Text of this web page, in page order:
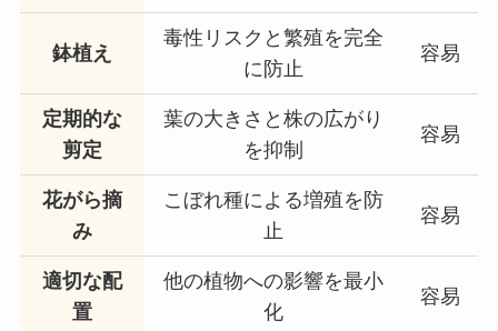
鉢植え
毒性リスクと繁殖を完全
に防止
容易
定期的な
剪定
葉の大きさと株の広がり
を抑制
容易
花がら摘
み
こぼれ種による増殖を防
止
容易
適切な配
置
他の植物への影響を最小
化
容易